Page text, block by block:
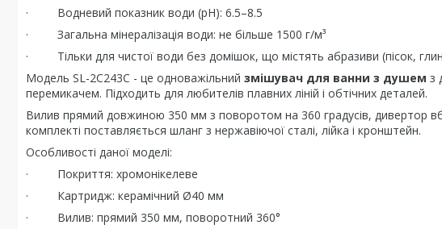
· Водневий показник води (pH): 6.5–8.5
· Загальна мінералізація води: не більше 1500 г/м³
· Тільки для чистої води без домішок, що містять абразиви (пісок,
Модель SL-2C243C - це одноважільний змішувач для ванни з душем з
перемикачем. Підходить для любителів плавних ліній і обтічних деталей.
Вилив прямий довжиною 350 мм з поворотом на 360 градусів, дивертор
комплекті поставляється шланг з нержавіючої сталі, лійка і кронштейн.
Особливості даної моделі:
· Покриття: хромонікелеве
· Картридж: керамічний Ø40 мм
· Вилив: прямий 350 мм, поворотний 360°